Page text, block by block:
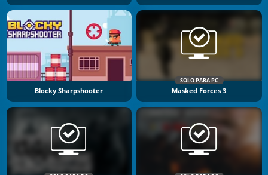
Blocky Sharpshooter
SOLO PARA PC
Masked Forces 3